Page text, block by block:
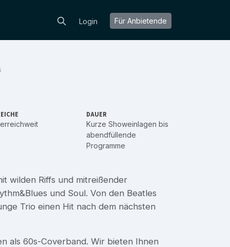
Login Für Anbietende
DAUER
Kurze Showeinlagen bis
abendfüllende
Programme
wilden Riffs und mitreißender
und Soul. Von den Beatles
Trio einen Hit nach dem nächsten
als 60s-Coverband. Wir bieten Ihnen